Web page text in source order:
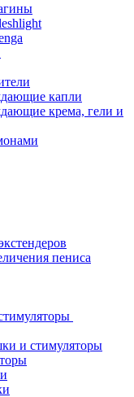
капли
крема, гели и
пениса
и стимуляторы